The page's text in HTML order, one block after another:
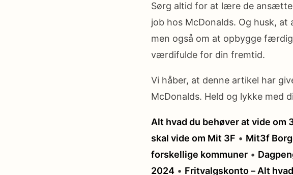
Sørg altid for at lære de
job hos McDonalds. Og husk,
men også om at opbygge
værdifulde for din fremtid.
Vi håber, at denne artikel har
McDonalds. Held og lykke med
Alt hvad du behøver at vide om
skal vide om Mit 3F • Mit3f
forskellige kommuner •
2024 • Fritvalgskonto – Alt